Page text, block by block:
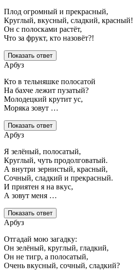
Плод огромный и прекрасный,
Круглый, вкусный, сладкий, красный!
Он с полосками растёт,
Что за фрукт, кто назовёт?!
Показать ответ
Арбуз
Кто в тельняшке полосатой
На бахче лежит пузатый?
Молодецкий крутит ус,
Моряка зовут …
Показать ответ
Арбуз
Я зелёный, полосатый,
Круглый, чуть продолговатый.
А внутри зернистый, красный,
Сочный, сладкий и прекрасный.
И приятен я на вкус,
А зовут меня …
Показать ответ
Арбуз
Отгадай мою загадку:
Он зелёный, круглый, гладкий,
Он не тигр, а полосатый,
Очень вкусный, сочный, сладкий?